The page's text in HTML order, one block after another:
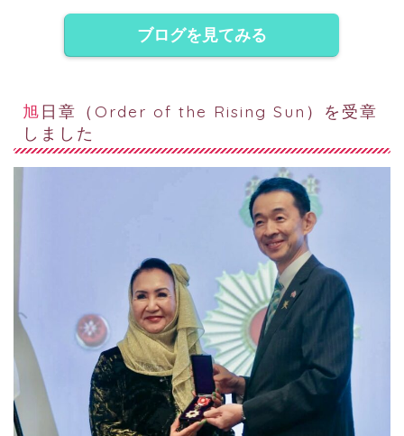
ブログを見てみる
旭日章（Order of the Rising Sun）を受章
しました